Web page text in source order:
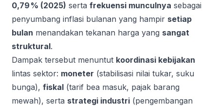
0,79 % (2025) serta frekuensi munculnya sebagai
penyumbang inflasi bulanan yang hampir setiap
bulan menandakan tekanan harga yang sangat
struktural.
Dampak tersebut menuntut koordinasi kebijakan
lintas sektor: moneter (stabilisasi nilai tukar, suku
bunga), fiskal (tarif bea masuk, pajak barang
mewah), serta strategi industri (pengembangan